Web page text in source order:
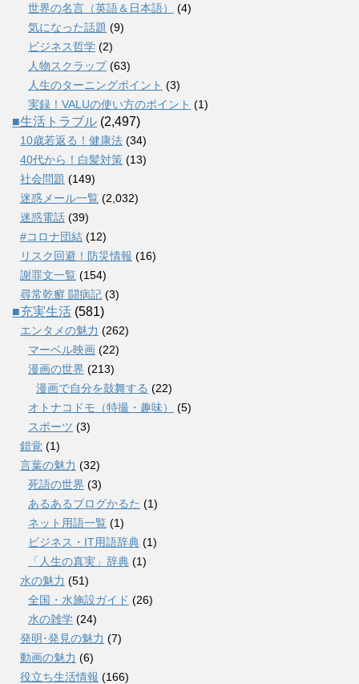
世界の名言（英語＆日本語）
(4)
気になった話題 (9)
ビジネス哲学 (2)
人物スクラップ(63)
人生のターニングポイント (3)
実録！VALUの使い方のポイント (1)
■生活トラブル (2,497)
10歳若返る！健康法 (34)
40代から！白髪対策 (13)
社会問題 (149)
迷惑メール一覧 (2,032)
迷惑電話 (39)
#コロナ団結 (12)
リスク回避！防災情報 (16)
謝罪文一覧 (154)
尋常乾癬 闘病記 (3)
■充実生活 (581)
エンタメの魅力 (262)
マーベル映画 (22)
漫画の世界 (213)
漫画で自分を鼓舞する (22)
オトナコドモ（特撮・趣味）
(5)
スポーツ (3)
錯覚 (1)
言葉の魅力 (32)
死語の世界 (3)
あるあるブログかるた (1)
ネット用語一覧 (1)
ビジネス・IT用語辞典 (1)
「人生の真実」辞典 (1)
水の魅力 (51)
全国・水施設ガイド (26)
水の雑学 (24)
発明･発見の魅力 (7)
動画の魅力 (6)
役立ち生活情報 (166)